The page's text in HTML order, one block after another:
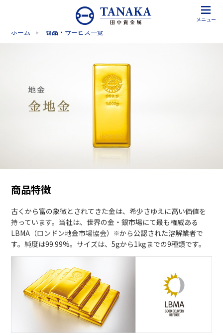
メニュー
ホーム 商品・サービス一覧
商品特徴
古くから富の象徴とされてきた金は、希少さゆえに高い価値を
持っています。当社は、世界の金・銀市場にて最も権威ある
LBMA（ロンドン地金市場協会）
※から公認された溶解業者で
す。純度は99.99%。サイズは、5gから1kgまでの9種類です。